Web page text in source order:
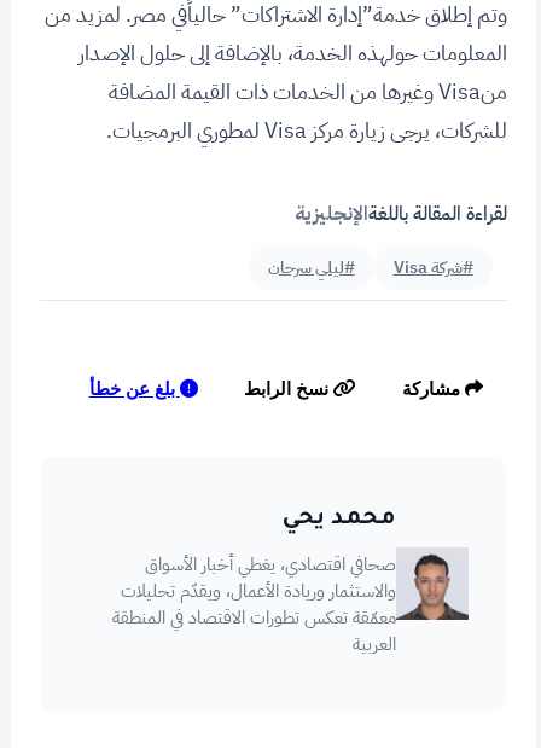
وتم إطلاق خدمة”إدارة الاشتراكات” حالياًفي مصر. لمزيد من
المعلومات حولهذه الخدمة، بالإضافة إلى حلول الإصدار
منVisa وغيرها من الخدمات ذات القيمة المضافة
للشركات، يرجى زيارة مركز Visa لمطوري البرمجيات.
لقراءة المقالة باللغةالإنجليزية
#شركة Visa #ليلي سرحان
مشاركة نسخ الرابط بلغ عن خطأ
محمد يحي
صحافي اقتصادي، يغطي أخبار الأسواق
والاستثمار وريادة الأعمال، ويقدّم تحليلات
معمّقة تعكس تطورات الاقتصاد في المنطقة
العربية